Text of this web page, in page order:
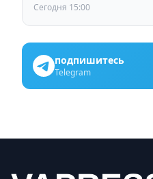
Сегодня 15:00
подпишитесь
Telegram